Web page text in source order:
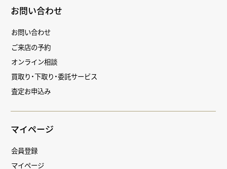
お問い合わせ
お問い合わせ
ご来店の予約
オンライン相談
買取り・下取り・委託サービス
査定お申込み
マイページ
会員登録
マイページ